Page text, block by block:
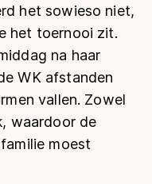
het sowieso niet,
het toernooi zit.
na haar
WK afstanden
vallen. Zowel
waardoor de
moest